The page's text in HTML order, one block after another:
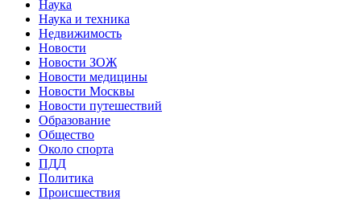
Наука
Наука и техника
Недвижимость
Новости
Новости ЗОЖ
Новости медицины
Новости Москвы
Новости путешествий
Образование
Общество
Около спорта
ПДД
Политика
Происшествия